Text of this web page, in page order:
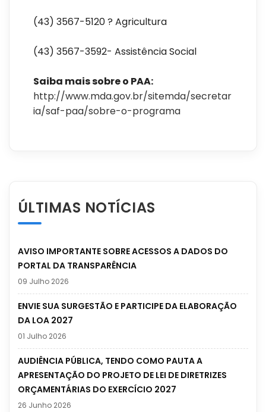
(43) 3567-5120 ? Agricultura
(43) 3567-3592- Assistência Social
Saiba mais sobre o PAA:
http://www.mda.gov.br/sitemda/secretar
ia/saf-paa/sobre-o-programa
ÚLTIMAS NOTÍCIAS
AVISO IMPORTANTE SOBRE ACESSOS A DADOS DO
PORTAL DA TRANSPARÊNCIA
09 Julho 2026
ENVIE SUA SURGESTÃO E PARTICIPE DA ELABORAÇÃO
DA LOA 2027
01 Julho 2026
AUDIÊNCIA PÚBLICA, TENDO COMO PAUTA A
APRESENTAÇÃO DO PROJETO DE LEI DE DIRETRIZES
ORÇAMENTÁRIAS DO EXERCÍCIO 2027
26 Junho 2026